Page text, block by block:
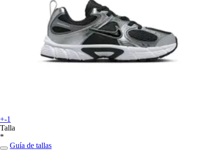
+-1
Talla
*
Guía de tallas